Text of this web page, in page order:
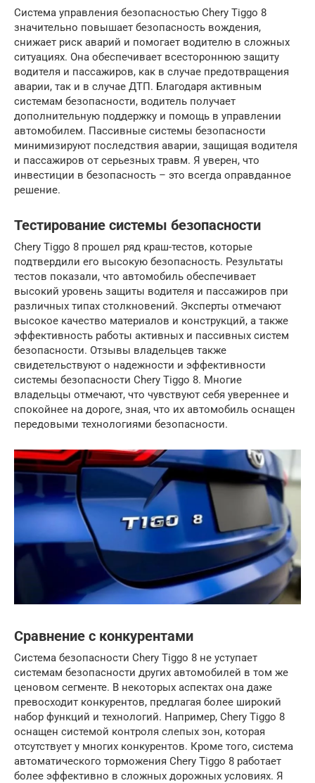
Система управления безопасностью Chery Tiggo 8
значительно повышает безопасность вождения,
снижает риск аварий и помогает водителю в сложных
ситуациях. Она обеспечивает всестороннюю защиту
водителя и пассажиров, как в случае предотвращения
аварии, так и в случае ДТП. Благодаря активным
системам безопасности, водитель получает
дополнительную поддержку и помощь в управлении
автомобилем. Пассивные системы безопасности
минимизируют последствия аварии, защищая водителя
и пассажиров от серьезных травм. Я уверен, что
инвестиции в безопасность – это всегда оправданное
решение.
Тестирование системы безопасности
Chery Tiggo 8 прошел ряд краш-тестов, которые
подтвердили его высокую безопасность. Результаты
тестов показали, что автомобиль обеспечивает
высокий уровень защиты водителя и пассажиров при
различных типах столкновений. Эксперты отмечают
высокое качество материалов и конструкций, а также
эффективность работы активных и пассивных систем
безопасности. Отзывы владельцев также
свидетельствуют о надежности и эффективности
системы безопасности Chery Tiggo 8. Многие
владельцы отмечают, что чувствуют себя увереннее и
спокойнее на дороге, зная, что их автомобиль оснащен
передовыми технологиями безопасности.
Сравнение с конкурентами
Система безопасности Chery Tiggo 8 не уступает
системам безопасности других автомобилей в том же
ценовом сегменте. В некоторых аспектах она даже
превосходит конкурентов, предлагая более широкий
набор функций и технологий. Например, Chery Tiggo 8
оснащен системой контроля слепых зон, которая
отсутствует у многих конкурентов. Кроме того, система
автоматического торможения Chery Tiggo 8 работает
более эффективно в сложных дорожных условиях. Я